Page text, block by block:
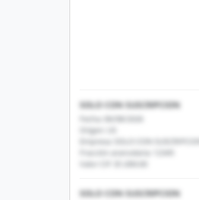
SOLO CON SUSCRIPCION
Fecha: 06/08/2026
Origen: US
Empresa: SOLO CON SUSCRIPCION
Fracción arancelaria: 12345
Valor CIF: $1,000.00
SOLO CON SUSCRIPCION